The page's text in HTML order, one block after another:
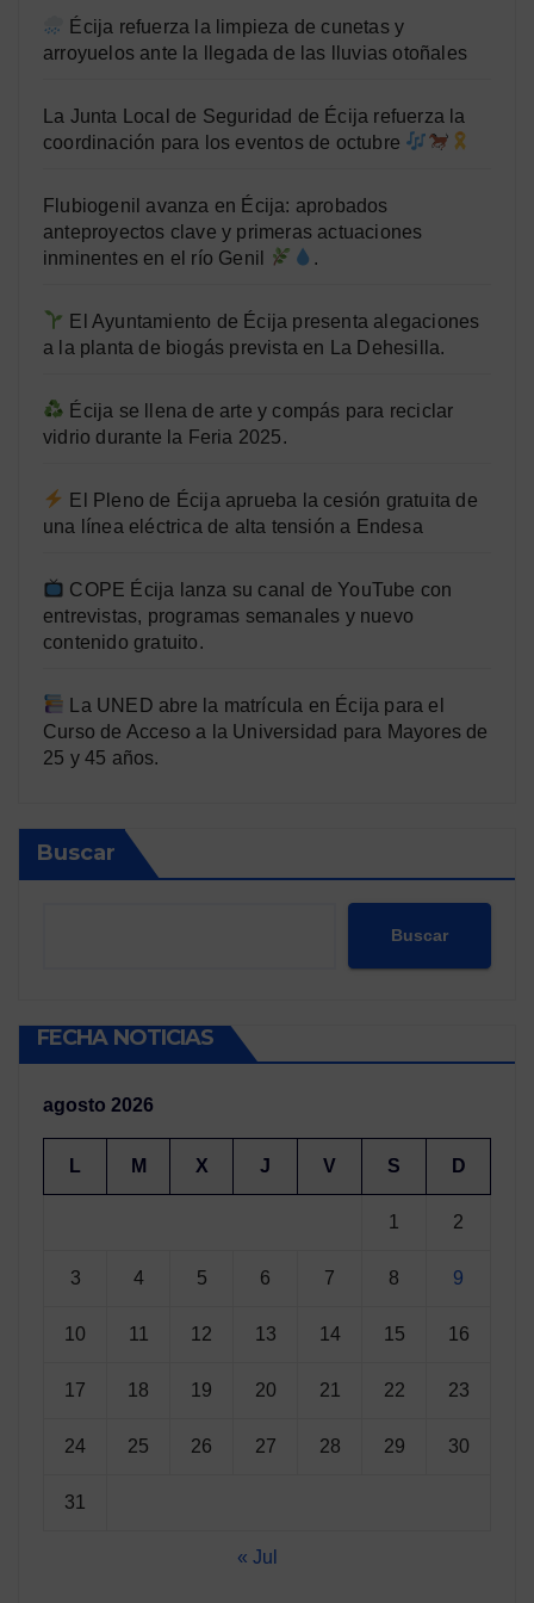
Écija refuerza la limpieza de cunetas y
arroyuelos ante la llegada de las lluvias otoñales
La Junta Local de Seguridad de Écija refuerza la
coordinación para los eventos de octubre
Flubiogenil avanza en Écija: aprobados
anteproyectos clave y primeras actuaciones
inminentes en el río Genil
.
El Ayuntamiento de Écija presenta alegaciones
a la planta de biogás prevista en La Dehesilla.
Écija se llena de arte y compás para reciclar
vidrio durante la Feria 2025.
El Pleno de Écija aprueba la cesión gratuita de
una línea eléctrica de alta tensión a Endesa
COPE Écija lanza su canal de YouTube con
entrevistas, programas semanales y nuevo
contenido gratuito.
La UNED abre la matrícula en Écija para el
Curso de Acceso a la Universidad para Mayores de
25 y 45 años.
Buscar
Buscar
FECHA NOTICIAS
agosto 2026
L M X J V S D
1 2
3 4 5 6 7 8 9
10 11 12 13 14 15 16
17 18 19 20 21 22 23
24 25 26 27 28 29 30
31
« Jul